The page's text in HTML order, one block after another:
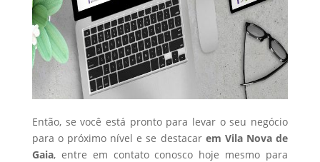
Então, se você está pronto para levar o seu negócio
para o próximo nível e se destacar em Vila Nova de
Gaia, entre em contato conosco hoje mesmo para